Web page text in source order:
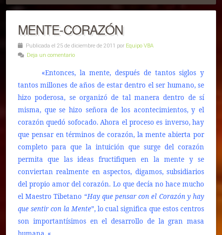
MENTE-CORAZÓN
Publicada el 25 de diciembre de 2011 por Equipo VBA
Deja un comentario
«Entonces, la mente, después de tantos siglos y
tantos millones de años de estar dentro el ser humano, se
hizo poderosa, se organizó de tal manera dentro de sí
misma, que se hizo señora de los acontecimientos, y el
corazón quedó sofocado. Ahora el proceso es inverso, hay
que pensar en términos de corazón, la mente abierta por
completo para que la intuición que surge del corazón
permita que las ideas fructifiquen en la mente y se
conviertan realmente en aspectos, digamos, subsidiarios
del propio amor del corazón. Lo que decía no hace mucho
el Maestro Tibetano “Hay que pensar con el Corazón y hay
que sentir con la Mente”, lo cual significa que estos centros
son importantísimos en el desarrollo de la gran masa